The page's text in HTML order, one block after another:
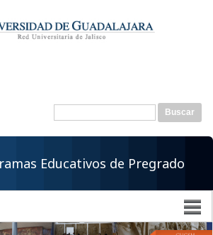
contenido
principal
Formulario de
Buscar
Educativos de Pregrado